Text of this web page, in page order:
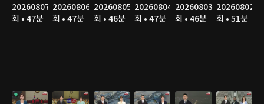
20260807
회 • 47분
20260806
회 • 47분
20260805
회 • 46분
20260804
회 • 47분
20260803
회 • 46분
20260802
회 • 51분